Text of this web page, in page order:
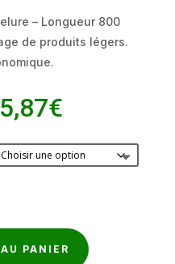
– Longueur 800
de produits légers.
€Plage
prix :
81,47€
115,87€
PANIER